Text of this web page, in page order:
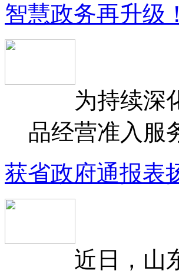
智慧政务再升级
为持续深化
品经营准入服
获省政府通报表
近日，山东